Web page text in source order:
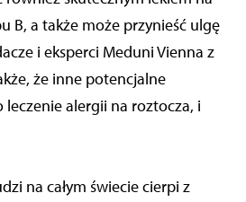
B, a także może przynieść ulgę
i eksperci Meduni Vienna z
że inne potencjalne
leczenie alergii na roztocza, i
na całym świecie cierpi z